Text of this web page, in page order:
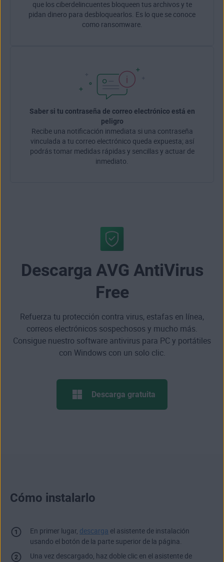
que los ciberdelincuentes bloqueen tus archivos y te
pidan dinero para desbloquearlos. Es lo que se conoce
como ransomware.
Saber si tu contraseña de correo electrónico está en
peligro
Recibe una notificación inmediata si una contraseña
vinculada a tu correo electrónico queda expuesta; así
podrás tomar medidas rápidas y sencillas y actuar de
inmediato.
Descarga AVG AntiVirus
Free
Refuerza tu protección contra virus, estafas en línea,
correos electrónicos sospechosos y mucho más.
Consigue nuestro software antivirus para PC y portátiles
con Windows con un solo clic.
Descarga gratuita
Cómo instalarlo
En primer lugar, descarga el asistente de instalación
usando el botón de la parte superior de la página.
Una vez descargado, haz doble clic en el asistente de